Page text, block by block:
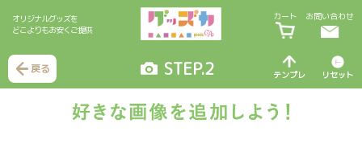
オリジナルグッズを
どこよりもお安くご提供
カート お問い合わせ
戻る STEP.2 テンプレ リセット